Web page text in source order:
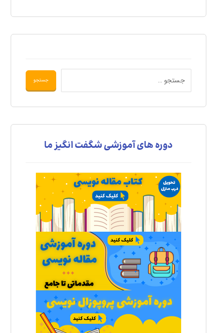
دوره های آموزشی شگفت انگیز ما